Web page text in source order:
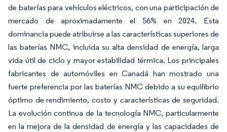
de baterías para vehículos eléctricos, con una participación de
mercado de aproximadamente el 56% en 2024. Esta
dominancia puede atribuirse a las características superiores de
las baterías NMC, incluida su alta densidad de energía, larga
vida útil de ciclo y mayor estabilidad térmica. Los principales
fabricantes de automóviles en Canadá han mostrado una
fuerte preferencia por las baterías NMC debido a su equilibrio
óptimo de rendimiento, costo y características de seguridad.
La evolución continua de la tecnología NMC, particularmente
en la mejora de la densidad de energía y las capacidades de